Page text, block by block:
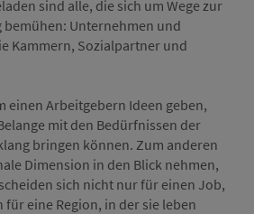
sind alle, die sich um Wege zur
bemühen: Unternehmen und
Kammern, Sozialpartner und
einen Arbeitgebern Ideen geben,
mit den Bedürfnissen der
bringen können. Zum anderen
Dimension in den Blick nehmen,
sich nicht nur für einen Job,
eine Region, in der sie leben